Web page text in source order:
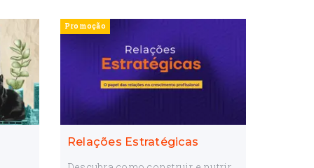
Promoção
Relações Estratégicas